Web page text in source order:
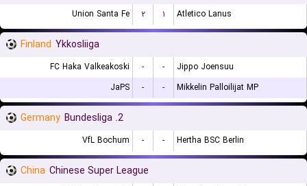
Union Santa Fe ۲ ۱ Atletico Lanus
Finland Ykkosliiga
FC Haka Valkeakoski - -
Jippo Joensuu
JaPS
- - Mikkelin Palloilijat MP
Germany 2. Bundesliga
VfL Bochum - - Hertha BSC Berlin
China Chinese Super League